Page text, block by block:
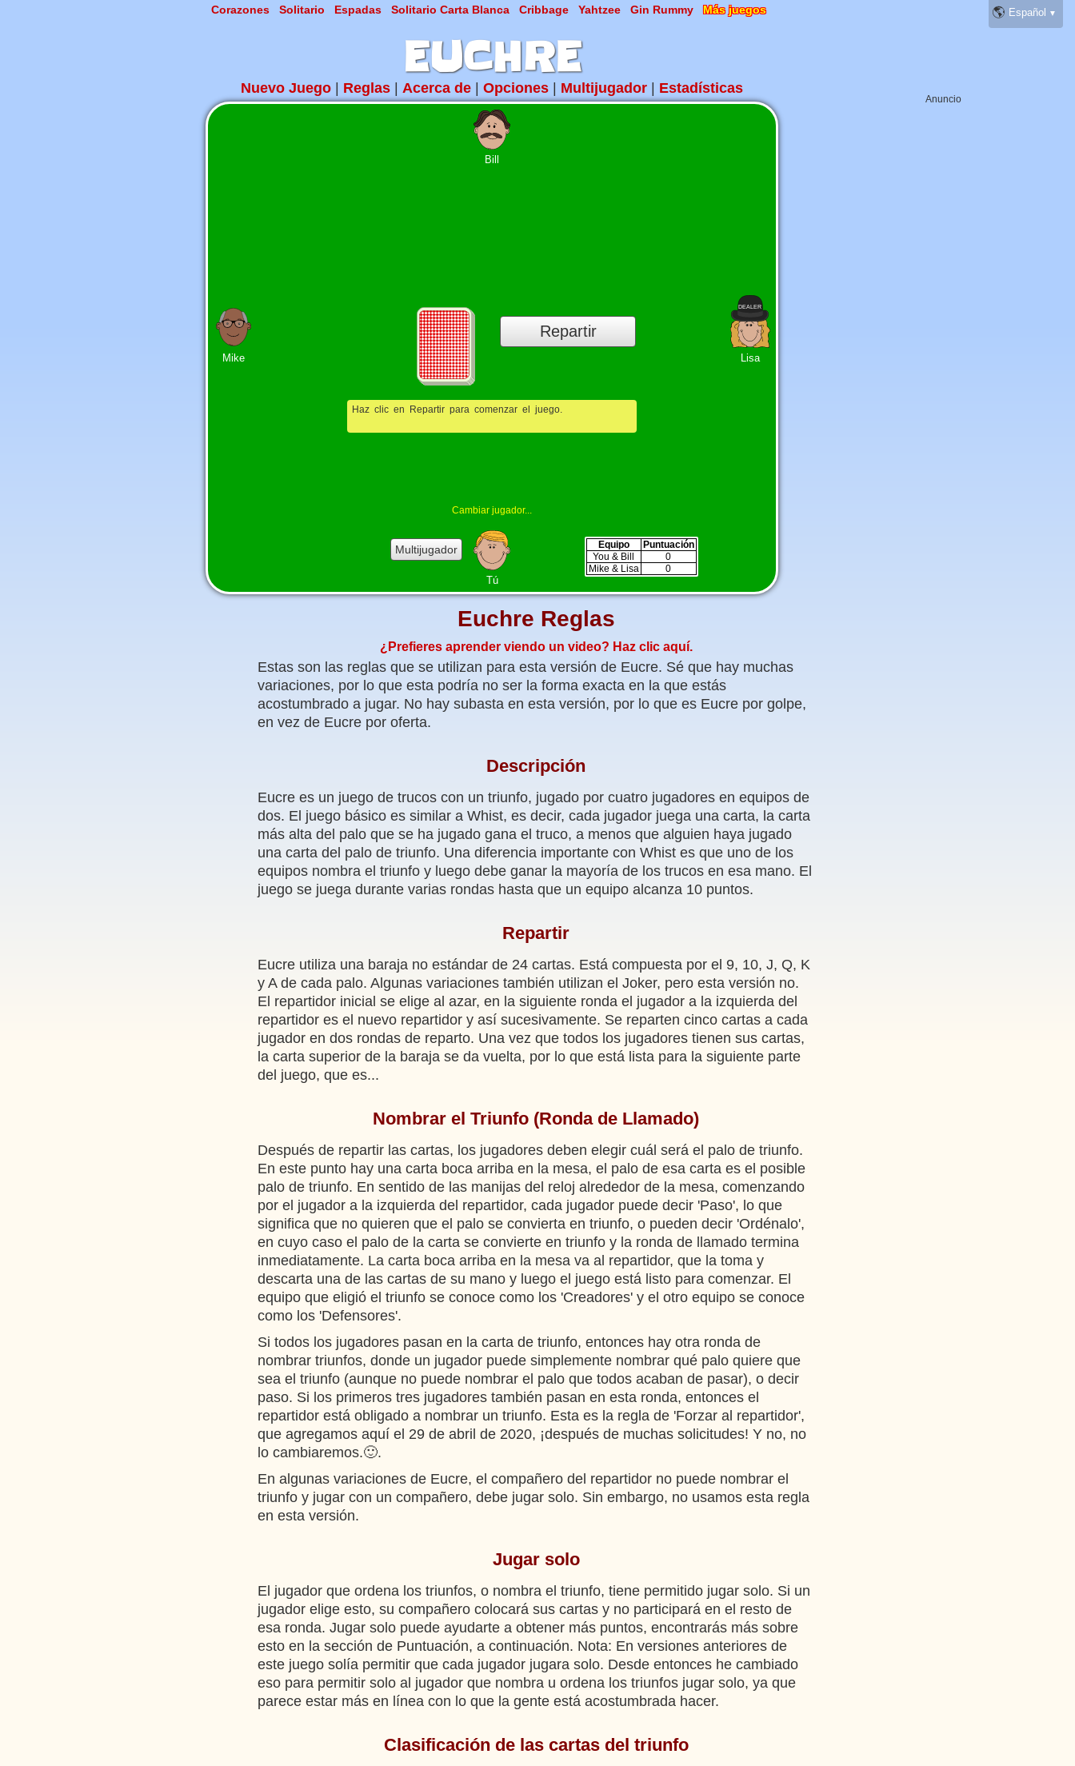
🌎
Corazones Solitario Espadas Solitario Carta Blanca Cribbage Yahtzee Gin Rummy Más juegos
EUCHRE
Nuevo Juego Reglas Acerca de Opciones Multijugador Estadísticas
Mike Lisa
Bill
Tú
Cambiar jugador...
Haz clic en Repartir para comenzar el juego.
Repartir
Equipo
Puntuación
You & Bill
0
Mike & Lisa 0
Multijugador
Anuncio
Euchre Reglas
¿Prefieres aprender viendo un video? Haz clic aquí.
Estas son las reglas que se utilizan para esta versión de Eucre. Sé que hay muchas
variaciones, por lo que esta podría no ser la forma exacta en la que estás
acostumbrado a jugar. No hay subasta en esta versión, por lo que es Eucre por golpe,
en vez de Eucre por oferta.
Descripción
Eucre es un juego de trucos con un triunfo, jugado por cuatro jugadores en equipos de
dos. El juego básico es similar a Whist, es decir, cada jugador juega una carta, la carta
más alta del palo que se ha jugado gana el truco, a menos que alguien haya jugado
una carta del palo de triunfo. Una diferencia importante con Whist es que uno de los
equipos nombra el triunfo y luego debe ganar la mayoría de los trucos en esa mano. El
juego se juega durante varias rondas hasta que un equipo alcanza 10 puntos.
Repartir
Eucre utiliza una baraja no estándar de 24 cartas. Está compuesta por el 9, 10, J, Q, K
y A de cada palo. Algunas variaciones también utilizan el Joker, pero esta versión no.
El repartidor inicial se elige al azar, en la siguiente ronda el jugador a la izquierda del
repartidor es el nuevo repartidor y así sucesivamente. Se reparten cinco cartas a cada
jugador en dos rondas de reparto. Una vez que todos los jugadores tienen sus cartas,
la carta superior de la baraja se da vuelta, por lo que está lista para la siguiente parte
del juego, que es...
Nombrar el Triunfo (Ronda de Llamado)
Después de repartir las cartas, los jugadores deben elegir cuál será el palo de triunfo.
En este punto hay una carta boca arriba en la mesa, el palo de esa carta es el posible
palo de triunfo. En sentido de las manijas del reloj alrededor de la mesa, comenzando
por el jugador a la izquierda del repartidor, cada jugador puede decir 'Paso', lo que
significa que no quieren que el palo se convierta en triunfo, o pueden decir 'Ordénalo',
en cuyo caso el palo de la carta se convierte en triunfo y la ronda de llamado termina
inmediatamente. La carta boca arriba en la mesa va al repartidor, que la toma y
descarta una de las cartas de su mano y luego el juego está listo para comenzar. El
equipo que eligió el triunfo se conoce como los 'Creadores' y el otro equipo se conoce
como los 'Defensores'.
Si todos los jugadores pasan en la carta de triunfo, entonces hay otra ronda de
nombrar triunfos, donde un jugador puede simplemente nombrar qué palo quiere que
sea el triunfo (aunque no puede nombrar el palo que todos acaban de pasar), o decir
paso. Si los primeros tres jugadores también pasan en esta ronda, entonces el
repartidor está obligado a nombrar un triunfo. Esta es la regla de 'Forzar al repartidor',
que agregamos aquí el 29 de abril de 2020, ¡después de muchas solicitudes! Y no, no
lo cambiaremos.🙂.
En algunas variaciones de Eucre, el compañero del repartidor no puede nombrar el
triunfo y jugar con un compañero, debe jugar solo. Sin embargo, no usamos esta regla
en esta versión.
Jugar solo
El jugador que ordena los triunfos, o nombra el triunfo, tiene permitido jugar solo. Si un
jugador elige esto, su compañero colocará sus cartas y no participará en el resto de
esa ronda. Jugar solo puede ayudarte a obtener más puntos, encontrarás más sobre
esto en la sección de Puntuación, a continuación. Nota: En versiones anteriores de
este juego solía permitir que cada jugador jugara solo. Desde entonces he cambiado
eso para permitir solo al jugador que nombra u ordena los triunfos jugar solo, ya que
parece estar más en línea con lo que la gente está acostumbrada hacer.
Clasificación de las cartas del triunfo